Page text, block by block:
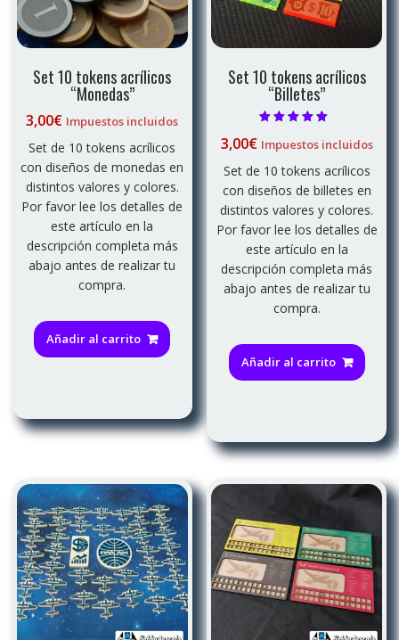
Set 10 tokens acrílicos
“Monedas”
3,00€ Impuestos incluidos
Set de 10 tokens acrílicos
con diseños de monedas en
distintos valores y colores.
Por favor lee los detalles de
este artículo en la
descripción completa más
abajo antes de realizar tu
compra.
Añadir al carrito
Set 10 tokens acrílicos
“Billetes”
5.00
3,00€ Impuestos incluidos
Set de 10 tokens acrílicos
con diseños de billetes en
distintos valores y colores.
Por favor lee los detalles de
este artículo en la
descripción completa más
abajo antes de realizar tu
compra.
Añadir al carrito